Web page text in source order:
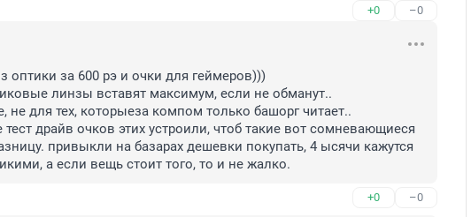
+0 –0
оптики за 600 рэ и очки для геймеров)))
линзы вставят максимум, если не обманут..
не для тех, которыеза компом только башорг читает..
драйв очков этих устроили, чтоб такие вот сомневающиеся
привыкли на базарах дешевки покупать, 4 ысячи кажутся
а если вещь стоит того, то и не жалко.
+0 –0